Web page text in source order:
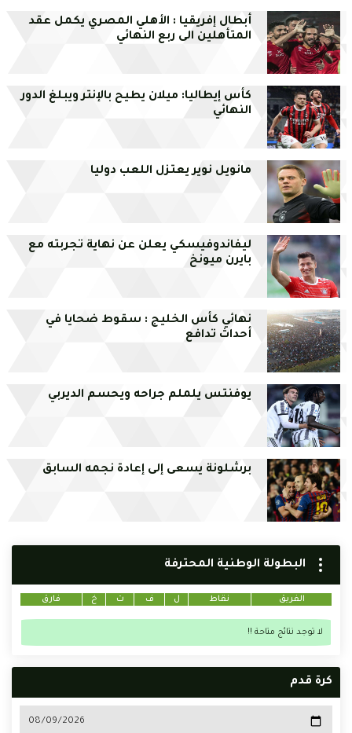
أبطال إفريقيا : الأهلي المصري يكمل عقد
المتأهلين الى ربع النهائي
كأس إيطاليا: ميلان يطيح بالإنتر ويبلغ الدور
النهائي
مانويل نوير يعتزل اللعب دوليا
ليفاندوفيسكي يعلن عن نهاية تجربته مع
بايرن ميونخ
نهائي كأس الخليج : سقوط ضحايا في
أحداث تدافع
يوفنتس يلملم جراحه ويحسم الديربي
برشلونة يسعى إلى إعادة نجمه السابق
البطولة الوطنية المحترفة
الفريق نقاط ل ف ت خ فارق
لا توجد نتائج متاحة !!
كرة قدم